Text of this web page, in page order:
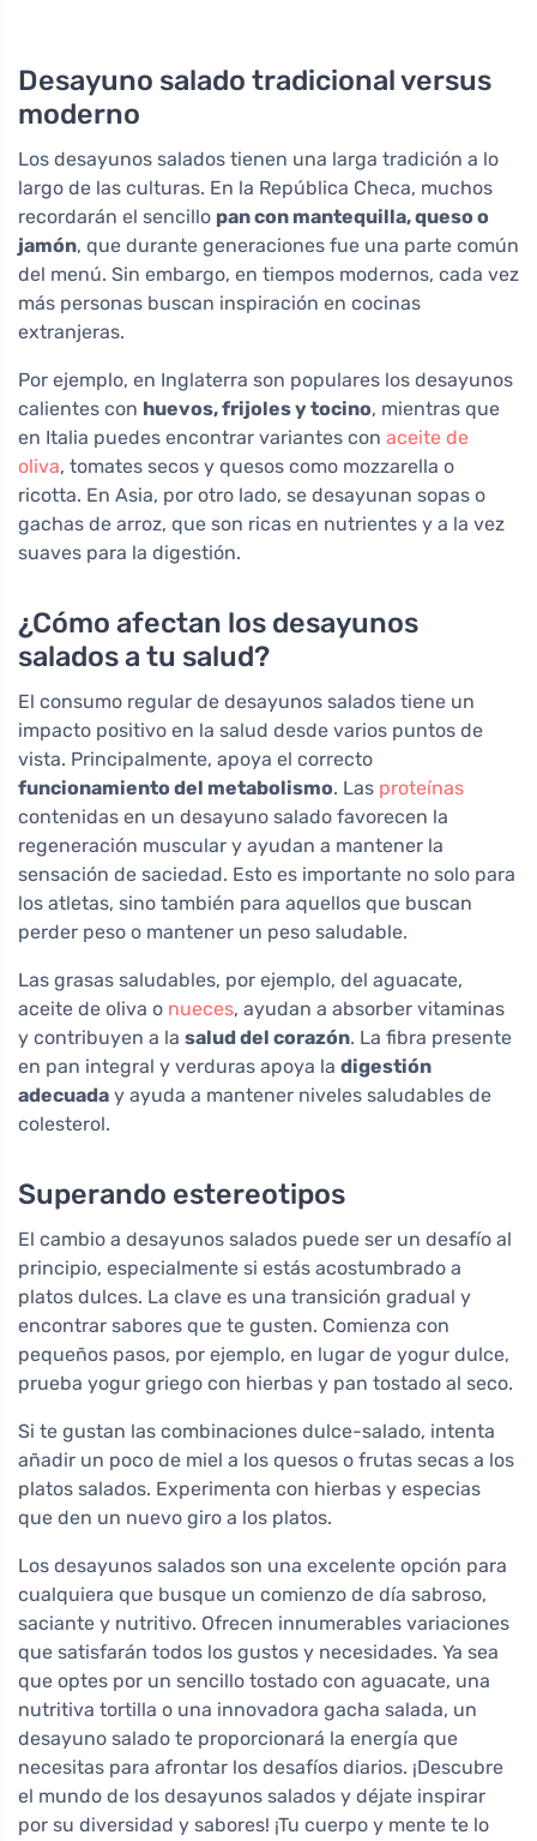
Desayuno salado tradicional versus
moderno
Los desayunos salados tienen una larga tradición a lo
largo de las culturas. En la República Checa, muchos
recordarán el sencillo pan con mantequilla, queso o
jamón, que durante generaciones fue una parte común
del menú. Sin embargo, en tiempos modernos, cada vez
más personas buscan inspiración en cocinas
extranjeras.
Por ejemplo, en Inglaterra son populares los desayunos
calientes con huevos, frijoles y tocino, mientras que
en Italia puedes encontrar variantes con aceite de
oliva, tomates secos y quesos como mozzarella o
ricotta. En Asia, por otro lado, se desayunan sopas o
gachas de arroz, que son ricas en nutrientes y a la vez
suaves para la digestión.
¿Cómo afectan los desayunos
salados a tu salud?
El consumo regular de desayunos salados tiene un
impacto positivo en la salud desde varios puntos de
vista. Principalmente, apoya el correcto
funcionamiento del metabolismo. Las proteínas
contenidas en un desayuno salado favorecen la
regeneración muscular y ayudan a mantener la
sensación de saciedad. Esto es importante no solo para
los atletas, sino también para aquellos que buscan
perder peso o mantener un peso saludable.
Las grasas saludables, por ejemplo, del aguacate,
aceite de oliva o nueces, ayudan a absorber vitaminas
y contribuyen a la salud del corazón. La fibra presente
en pan integral y verduras apoya la digestión
adecuada y ayuda a mantener niveles saludables de
colesterol.
Superando estereotipos
El cambio a desayunos salados puede ser un desafío al
principio, especialmente si estás acostumbrado a
platos dulces. La clave es una transición gradual y
encontrar sabores que te gusten. Comienza con
pequeños pasos, por ejemplo, en lugar de yogur dulce,
prueba yogur griego con hierbas y pan tostado al seco.
Si te gustan las combinaciones dulce-salado, intenta
añadir un poco de miel a los quesos o frutas secas a los
platos salados. Experimenta con hierbas y especias
que den un nuevo giro a los platos.
Los desayunos salados son una excelente opción para
cualquiera que busque un comienzo de día sabroso,
saciante y nutritivo. Ofrecen innumerables variaciones
que satisfarán todos los gustos y necesidades. Ya sea
que optes por un sencillo tostado con aguacate, una
nutritiva tortilla o una innovadora gacha salada, un
desayuno salado te proporcionará la energía que
necesitas para afrontar los desafíos diarios. ¡Descubre
el mundo de los desayunos salados y déjate inspirar
por su diversidad y sabores! ¡Tu cuerpo y mente te lo